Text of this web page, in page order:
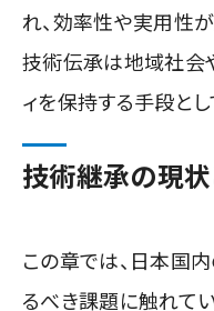
れ、効率性や実用性
技術伝承は地域社会
ィを保持する手段と
技術継承の現
この章では、日本国
るべき課題に触れてい